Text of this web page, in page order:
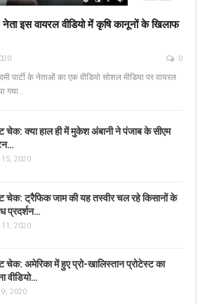
इस वायरल वीडियो में कृषि कानूनों के खिलाफ
0
पार्टी के नेताओं का एक वीडियो सोशल मीडिया पर वायरल
गया…
चेक: क्या हाल ही में मुकेश अंबानी ने पंजाब के सीएम
15, 2020
चेक: ट्रैफिक जाम की यह तस्वीर चल रहे किसानों के
प्रदर्शन…
11, 2020
चेक: अमेरिका में हुए प्रो-खालिस्तान प्रोटेस्ट का
वीडियो…
9, 2020